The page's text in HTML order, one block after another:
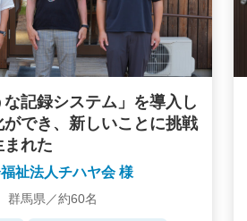
な記録システム」を導入し
でき、新しいことに挑戦
れた
祉法人チハヤ会 様
群馬県／約60名